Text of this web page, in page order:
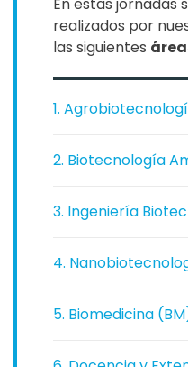
En estas jornadas
realizados por
las siguientes
1.
2. Biotecnología
3. Ingeniería
4.
5. Biomedicina